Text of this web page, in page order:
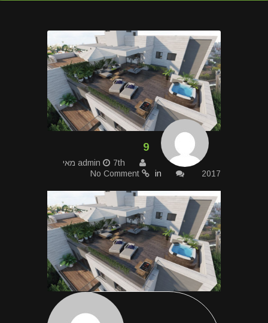
9
admin 7th מאי
2017
No Comment in